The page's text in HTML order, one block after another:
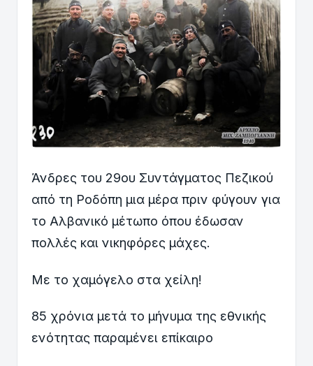
Άνδρες του 29ου Συντάγματος Πεζικού
από τη Ροδόπη μια μέρα πριν φύγουν για
το Αλβανικό μέτωπο όπου έδωσαν
πολλές και νικηφόρες μάχες.
Με το χαμόγελο στα χείλη!
85 χρόνια μετά το μήνυμα της εθνικής
ενότητας παραμένει επίκαιρο